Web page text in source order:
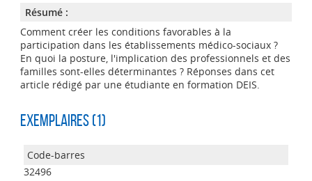
Résumé :
Comment créer les conditions favorables à la
participation dans les établissements médico-sociaux ?
En quoi la posture, l'implication des professionnels et des
familles sont-elles déterminantes ? Réponses dans cet
article rédigé par une étudiante en formation DEIS.
Exemplaires (1)
32496